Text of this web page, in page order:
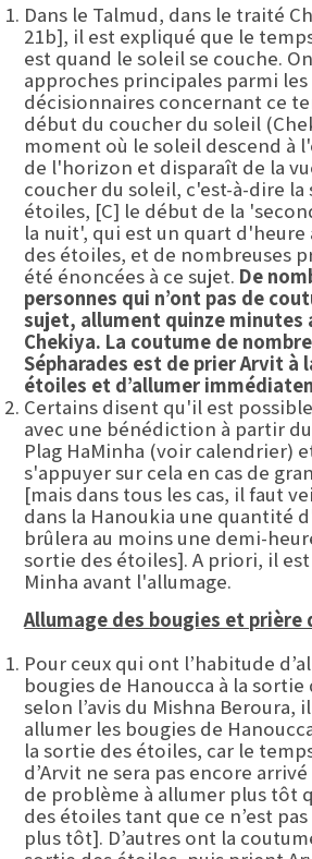
Dans le Talmud, dans le traité
21b], il est expliqué que le
est quand le soleil se couche.
approches principales parmi les
décisionnaires concernant ce
début du coucher du soleil
moment où le soleil descend à
de l'horizon et disparaît de la
coucher du soleil, c'est-à-dire la
étoiles, [C] le début de la
la nuit', qui est un quart d'heure
des étoiles, et de nombreuses
été énoncées à ce sujet. De
personnes qui n’ont pas de
sujet, allument quinze minutes
Chekiya. La coutume de
Sépharades est de prier Arvit à
étoiles et d’allumer
Certains disent qu'il est
avec une bénédiction à partir
Plag HaMinha (voir calendrier)
s'appuyer sur cela en cas de
[mais dans tous les cas, il faut
dans la Hanoukia une quantité
brûlera au moins une demi-
sortie des étoiles]. A priori, il
Minha avant l'allumage.
Allumage des bougies et prière
Pour ceux qui ont l’habitude
bougies de Hanoucca à la
selon l’avis du Mishna Beroura,
allumer les bougies de
la sortie des étoiles, car le
d’Arvit ne sera pas encore
de problème à allumer plus tôt
des étoiles tant que ce n’est
plus tôt]. D’autres ont la